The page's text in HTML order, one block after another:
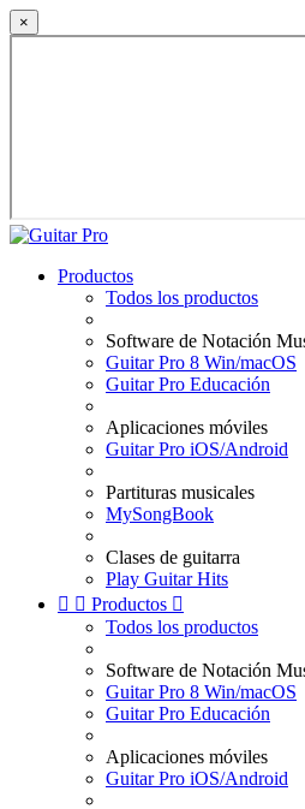
×
Productos
Todos los productos
Software de Notación
Guitar Pro 8 Win/macOS
Guitar Pro Educación
Aplicaciones móviles
Guitar Pro iOS/Android
Partituras musicales
MySongBook
Clases de guitarra
Play Guitar Hits
  Productos 
Todos los productos
Software de Notación
Guitar Pro 8 Win/macOS
Guitar Pro Educación
Aplicaciones móviles
Guitar Pro iOS/Android